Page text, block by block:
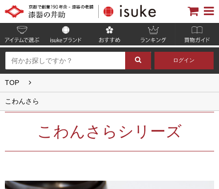
ログイン
TOP
こわんさら
こわんさらシリーズ